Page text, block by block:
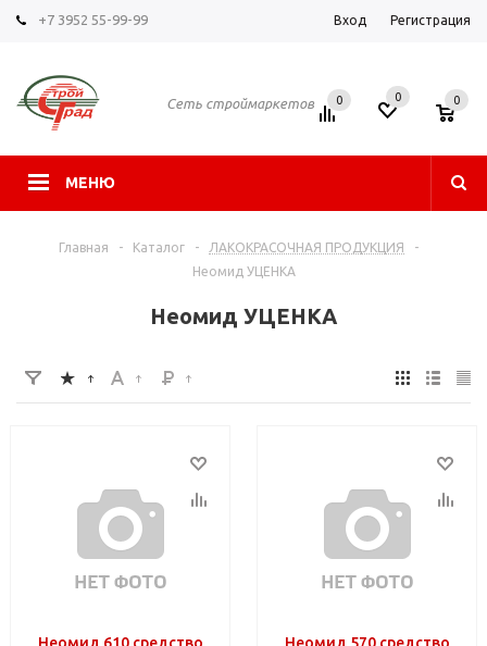
+7 3952 55-99-99 Вход Регистрация
Сеть строймаркетов
МЕНЮ
0 0 0
Главная - Каталог - ЛАКОКРАСОЧНАЯ ПРОДУКЦИЯ
-
Неомид УЦЕНКА
Неомид УЦЕНКА
Неомид 610 средство
Неомид 570 средство